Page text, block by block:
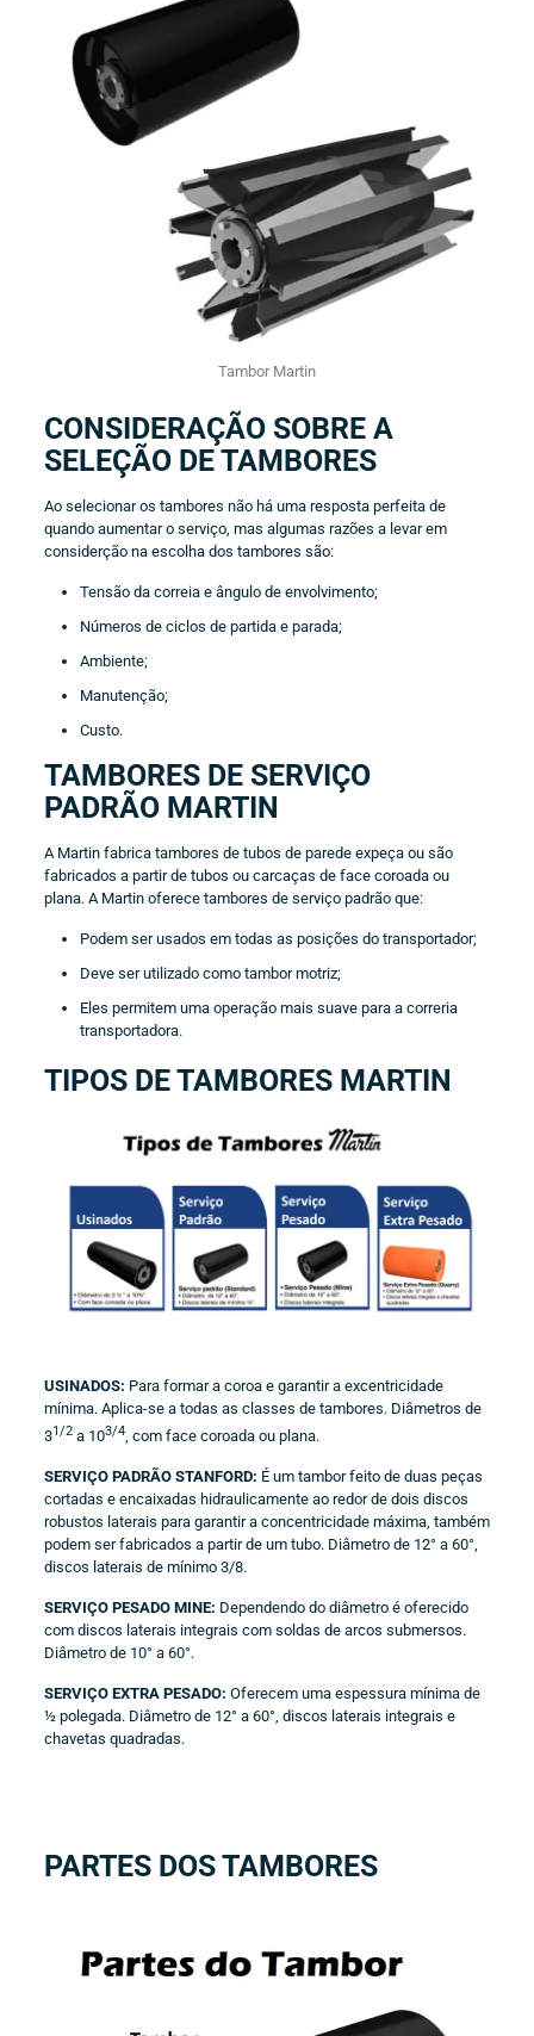
Tambor Martin
CONSIDERAÇÃO SOBRE A
SELEÇÃO DE TAMBORES
Ao selecionar os tambores não há uma resposta perfeita de
quando aumentar o serviço, mas algumas razões a levar em
considerção na escolha dos tambores são:
Tensão da correia e ângulo de envolvimento;
Números de ciclos de partida e parada;
Ambiente;
Manutenção;
Custo.
TAMBORES DE SERVIÇO
PADRÃO MARTIN
A Martin fabrica tambores de tubos de parede expeça ou são
fabricados a partir de tubos ou carcaças de face coroada ou
plana. A Martin oferece tambores de serviço padrão que:
Podem ser usados em todas as posições do transportador;
Deve ser utilizado como tambor motriz;
Eles permitem uma operação mais suave para a correria
transportadora.
TIPOS DE TAMBORES MARTIN
USINADOS: Para formar a coroa e garantir a excentricidade
mínima. Aplica-se a todas as classes de tambores. Diâmetros de
31/2a 103/4, com face coroada ou plana.
SERVIÇO PADRÃO STANFORD: É um tambor feito de duas peças
cortadas e encaixadas hidraulicamente ao redor de dois discos
robustos laterais para garantir a concentricidade máxima, também
podem ser fabricados a partir de um tubo. Diâmetro de 12° a 60°,
discos laterais de mínimo 3/8.
SERVIÇO PESADO MINE: Dependendo do diâmetro é oferecido
com discos laterais integrais com soldas de arcos submersos.
Diâmetro de 10° a 60°.
SERVIÇO EXTRA PESADO: Oferecem uma espessura mínima de
½ polegada. Diâmetro de 12° a 60°, discos laterais integrais e
chavetas quadradas.
PARTES DOS TAMBORES